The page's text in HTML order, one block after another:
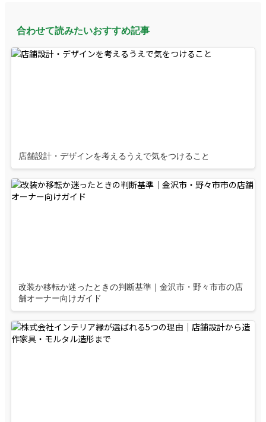
合わせて読みたいおすすめ記事
店舗設計・デザインを考えるうえで気をつけること
改装か移転か迷ったときの判断基準｜金沢市・野々市市の店
舗オーナー向けガイド